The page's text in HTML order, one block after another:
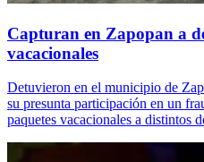
Capturan en Zapopan a
vacacionales
Detuvieron en el municipio de
su presunta participación en un
paquetes vacacionales a distintos